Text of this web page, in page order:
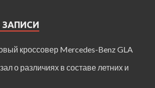
кроссовер Mercedes-Benz GLA
о различиях в составе летних и